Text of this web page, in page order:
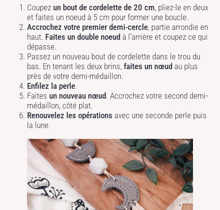
Coupez un bout de cordelette de 20 cm, pliez-le en deux
et faites un noeud à 5 cm pour former une boucle.
Accrochez votre premier demi-cercle, partie arrondie en
haut. Faites un double noeud à l’arrière et coupez ce qui
dépasse.
Passez un nouveau bout de cordelette dans le trou du
bas. En tenant les deux brins,faites un nœud au plus
près de votre demi-médaillon.
Enfilez la perle.
Faites un nouveau nœud. Accrochez votre second demi-
médaillon, côté plat.
Renouvelez les opérations avec une seconde perle puis
la lune.